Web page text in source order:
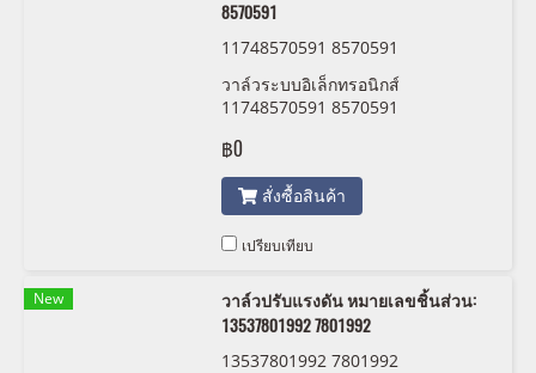
8570591
11748570591 8570591
วาล์วระบบอิเล็กทรอนิกส์
11748570591 8570591
฿0
สั่งซื้อสินค้า
เปรียบเทียบ
New
วาล์วปรับแรงดัน หมายเลขชิ้นส่วน:
13537801992 7801992
13537801992 7801992